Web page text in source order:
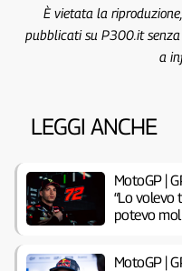
È vietata la
pubblicati su P300.it
a
LEGGI ANCHE
MotoGP |
“Lo volevo
potevo
MotoGP |